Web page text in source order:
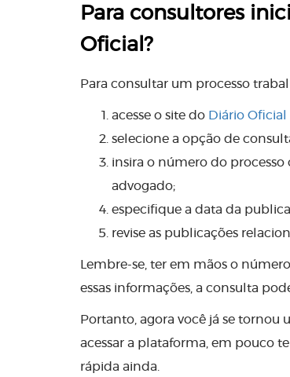
Para consultores
Oficial?
Para consultar um processo
acesse o site do Diário Oficial
selecione a opção de
insira o número do
advogado;
especifique a data da
revise as publicações
Lembre-se, ter em mãos o
essas informações, a consulta
Portanto, agora você já se tornou
acessar a plataforma, em pouco
rápida ainda.